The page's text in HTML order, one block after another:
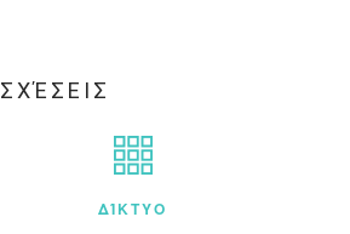
ΣΧΈΣΕΙΣ
ΔΊΚΤΥΟ